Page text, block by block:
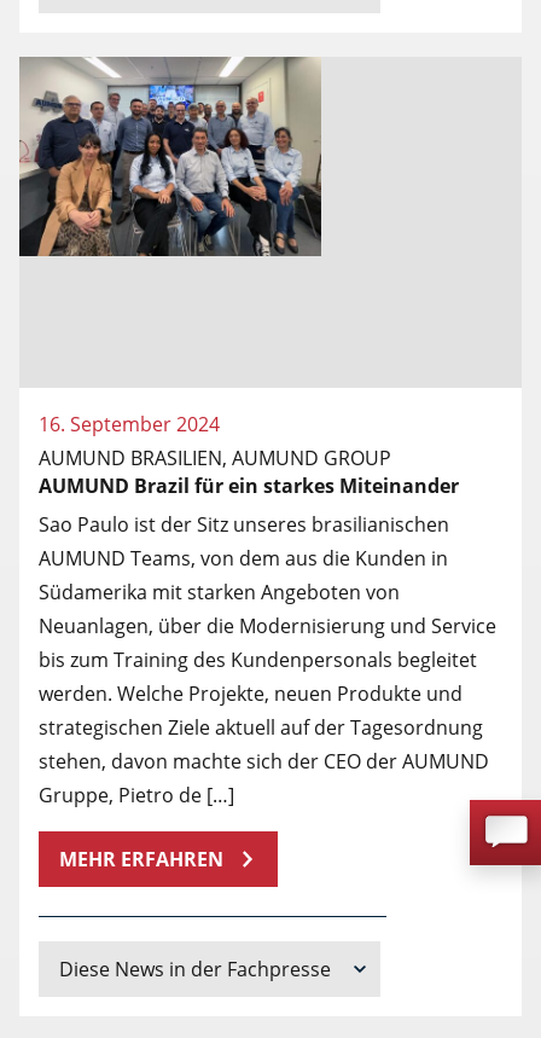
16. September 2024
AUMUND BRASILIEN, AUMUND GROUP
AUMUND Brazil für ein starkes Miteinander
Sao Paulo ist der Sitz unseres brasilianischen
AUMUND Teams, von dem aus die Kunden in
Südamerika mit starken Angeboten von
Neuanlagen, über die Modernisierung und Service
bis zum Training des Kundenpersonals begleitet
werden. Welche Projekte, neuen Produkte und
strategischen Ziele aktuell auf der Tagesordnung
stehen, davon machte sich der CEO der AUMUND
Gruppe, Pietro de […]
MEHR ERFAHREN
Diese News in der Fachpresse